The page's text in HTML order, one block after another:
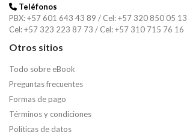
Teléfonos
PBX: +57 601 643 43 89 / Cel: +57 320 850 05 13
Cel: +57 323 223 87 73 / Cel: +57 310 715 76 16
Otros sitios
Todo sobre eBook
Preguntas frecuentes
Formas de pago
Términos y condiciones
Políticas de datos